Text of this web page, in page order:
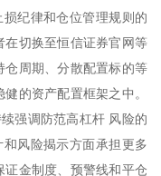
纪律和仓位管理规则的
切换至恒信证券官网等
周期、分散配置标的等
的资产配置框架之中。
强调防范高杠杆 风险的
风险揭示方面承担更多
金制度、预警线和平仓